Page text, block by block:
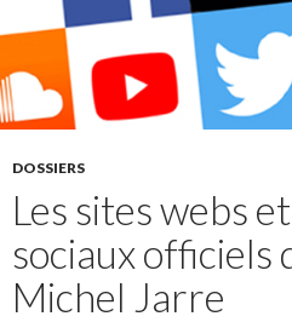
DOSSIERS
Les sites webs
sociaux officiels
Michel Jarre